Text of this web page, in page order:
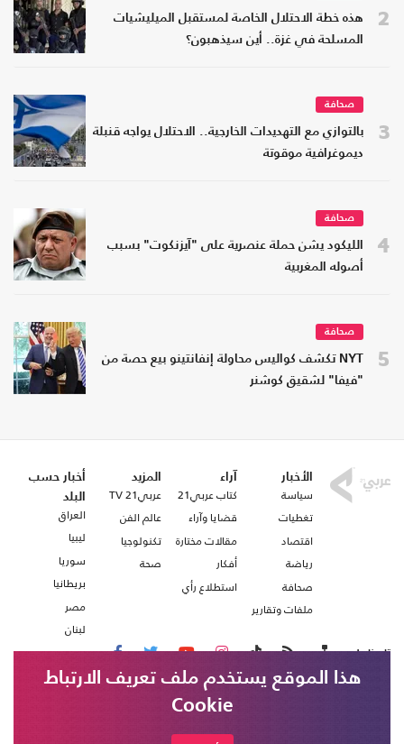
2
هذه خطة الاحتلال الخاصة لمستقبل الميليشيات
المسلحة في غزة.. أين سيذهبون؟
3
صحافة
بالتوازي مع التهديدات الخارجية.. الاحتلال يواجه قنبلة
ديموغرافية موقوتة
4
صحافة
الليكود يشن حملة عنصرية على "آيزنكوت" بسبب
أصوله المغربية
5
صحافة
NYT تكشف كواليس محاولة إنفانتينو بيع حصة من
"فيفا" لشقيق كوشنر
الأخبار
سياسة
تغطيات
اقتصاد
رياضة
صحافة
ملفات وتقارير
آراء
كتاب عربي21
قضايا وآراء
مقالات مختارة
أفكار
استطلاع رأي
المزيد
عربي21 TV
عالم الفن
تكنولوجيا
صحة
أخبار حسب
البلد
العراق
ليبيا
سوريا
بريطانيا
مصر
لبنان
تابعنا على
هذا الموقع يستخدم ملف تعريف الارتباط
Cookie